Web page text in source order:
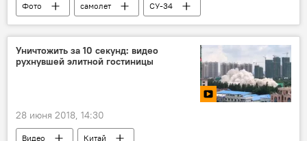
Фото самолет
СУ-34
Россия
Уничтожить за 10 секунд: видео
рухнувшей элитной гостиницы
28 июня 2018, 14:30
Видео Китай